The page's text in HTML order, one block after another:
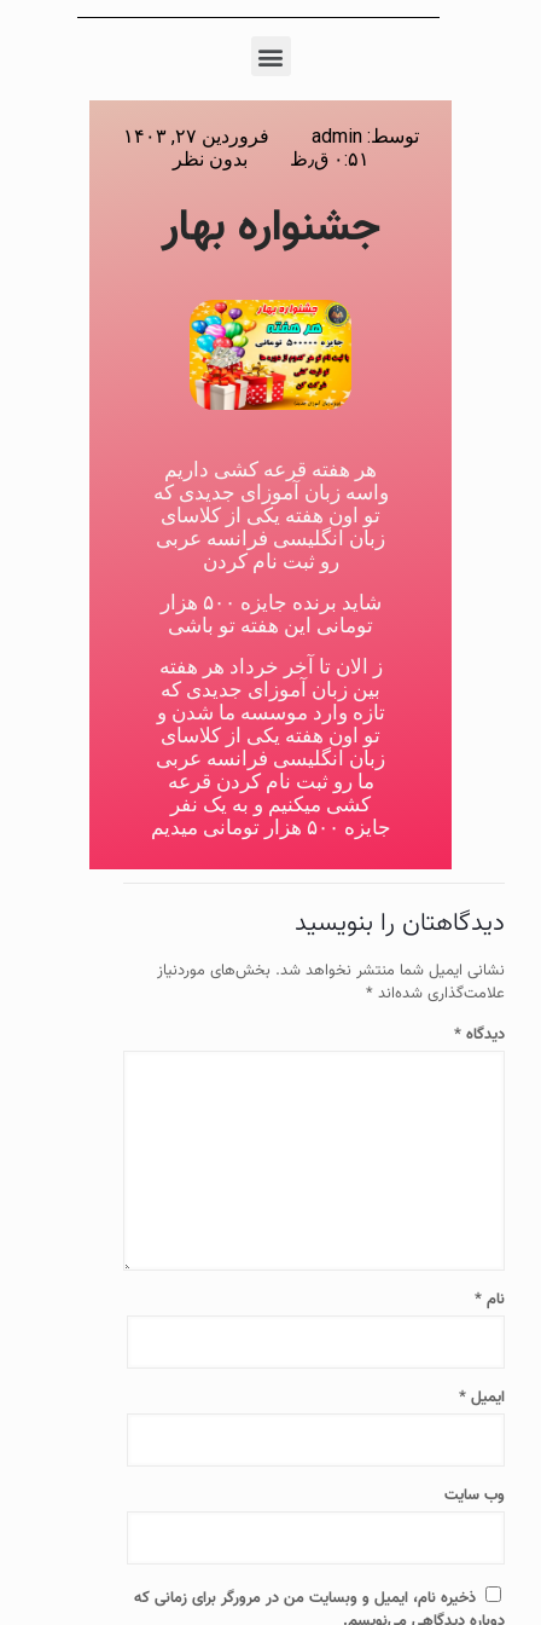
توسط:admin
فروردین ۲۷, ۱۴۰۳
۰:۵۱ ق٫ظ
بدون نظر
جشنواره بهار
هر هفته قرعه کشی داریم
واسه زبان آموزای جدیدی که
تو اون هفته یکی از کلاسای
زبان انگلیسی فرانسه عربی
رو ثبت نام کردن
شاید برنده جایزه ۵۰۰ هزار
تومانی این هفته تو باشی
ز الان تا آخر خرداد هر هفته
بین زبان آموزای جدیدی که
تازه وارد موسسه ما شدن و
تو اون هفته یکی از کلاسای
زبان انگلیسی فرانسه عربی
ما رو ثبت نام کردن قرعه
کشی میکنیم و به یک نفر
جایزه ۵۰۰ هزار تومانی میدیم
دیدگاهتان را بنویسید
نشانی ایمیل شما منتشر نخواهد شد. بخش‌های موردنیاز
علامت‌گذاری شده‌اند *
دیدگاه *
نام *
ایمیل *
وب‌ سایت
ذخیره نام، ایمیل و وبسایت من در مرورگر برای زمانی که